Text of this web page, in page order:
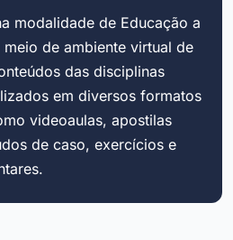
modalidade de Educação a
de ambiente virtual de
das disciplinas
em diversos formatos
videoaulas, apostilas
de caso, exercícios e